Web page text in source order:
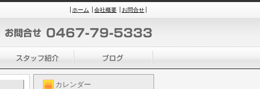
ホーム 会社概要 お問合せ
カレンダー